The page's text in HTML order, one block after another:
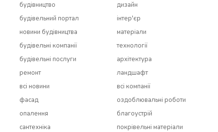
будівництво
будівельний портал
новини будівництва
будівельні компанії
будівельні послуги
ремонт
всi новини
дизайн
інтер'єр
матеріали
технології
архітектура
ландшафт
всi компанії
фасад
опалення
сантехніка
оздоблювальні роботи
благоустрій
покрівельні матеріали